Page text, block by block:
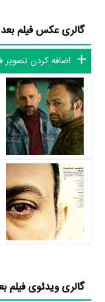
خسرو احمدی،صابر ابر،
پانته‌آ پناهی‌هاواحترام
بعد از
می‌توان بعد از رفتن را
بعد از رفتن باتوجه به
دشواری بوده است؛
بازیگردان و همچنین
باشند و بازی‌های
از دیگر بازیگران فیلم
حامی ترابی اشاره کرد.
از محتوا و داستان فیلم
گالری عکس فیلم بعد
اضافه کردن تصویر
گالری ویدئوی فیلم